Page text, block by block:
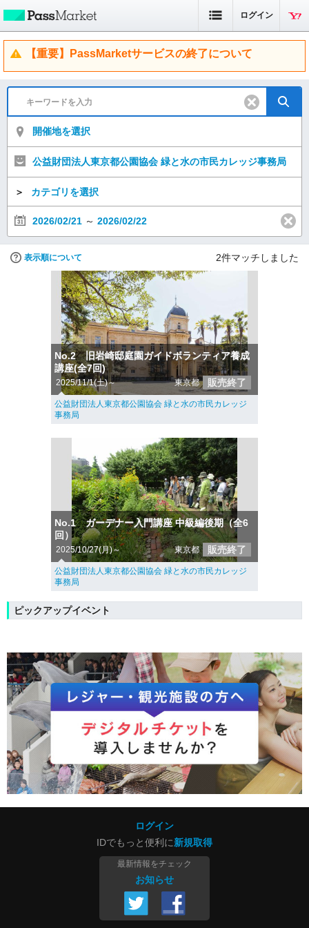
ログイン
【重要】PassMarketサービスの終了について
開催地を選択
公益財団法人東京都公園協会 緑と水の市民カレッジ事務局
＞ カテゴリを選択
2026/02/21 ～ 2026/02/22
表示順について 2件マッチしました
No.2 旧岩崎邸庭園ガイドボランティア養成
講座(全7回)
2025/11/1(土)～ 東京都 販売終了
公益財団法人東京都公園協会 緑と水の市民カレッジ
事務局
No.1 ガーデナー入門講座 中級編後期（全6
回）
2025/10/27(月)～ 東京都 販売終了
公益財団法人東京都公園協会 緑と水の市民カレッジ
事務局
ピックアップイベント
ログイン
IDでもっと便利に新規取得
最新情報をチェック
お知らせ